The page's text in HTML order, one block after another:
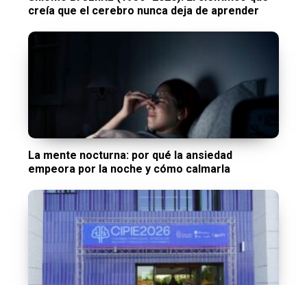
creía que el cerebro nunca deja de aprender
La mente nocturna: por qué la ansiedad
empeora por la noche y cómo calmarla